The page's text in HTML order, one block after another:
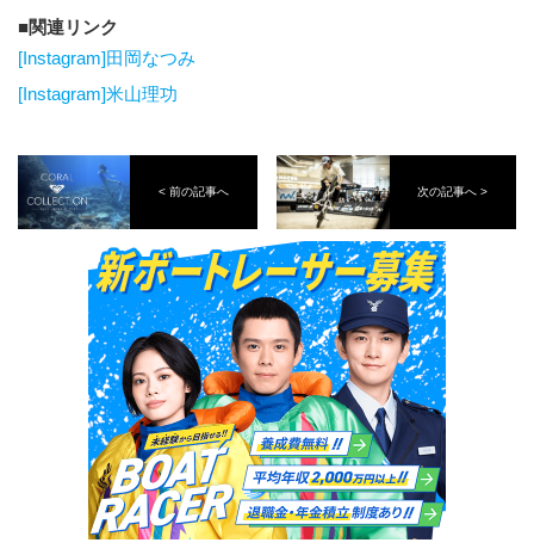
関連リンク
[Instagram]田岡なつみ
[Instagram]米山理功
< 前の記事へ 次の記事へ >